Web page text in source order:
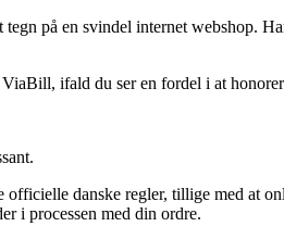
på en svindel internet webshop.
ifald du ser en fordel i at
danske regler, tillige med at
i processen med din ordre.